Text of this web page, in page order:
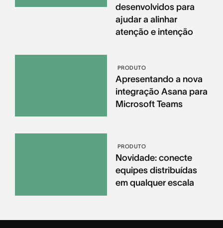
desenvolvidos para
ajudar a alinhar
atenção e intenção
PRODUTO
Apresentando a nova
integração Asana para
Microsoft Teams
PRODUTO
Novidade: conecte
equipes distribuídas
em qualquer escala